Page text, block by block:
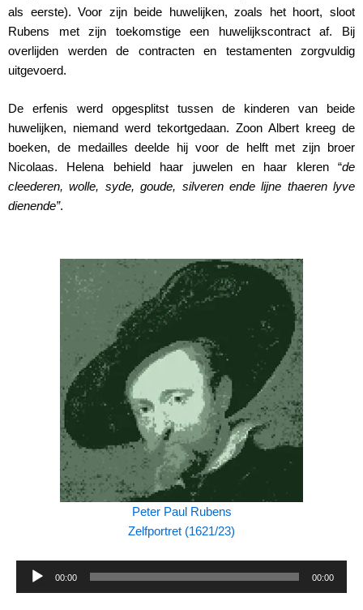
als eerste). Voor zijn beide huwelijken, zoals het hoort, sloot
Rubens met zijn toekomstige een huwelijkscontract af. Bij
overlijden werden de contracten en testamenten zorgvuldig
uitgevoerd.
De erfenis werd opgesplitst tussen de kinderen van beide
huwelijken, niemand werd tekortgedaan. Zoon Albert kreeg de
boeken, de medailles deelde hij voor de helft met zijn broer
Nicolaas. Helena behield haar juwelen en haar kleren “de
cleederen, wolle, syde, goude, silveren ende lijne thaeren lyve
dienende”.
Peter Paul Rubens
Zelfportret (1621/23)
Audiospeler
00:00 00:00